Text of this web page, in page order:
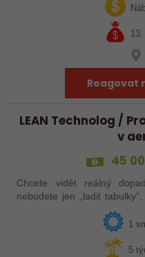
13.
Reagovat
LEAN Technolog /
v
45
Chcete vidět reálný
nebudete jen „ladit
špičkové produkty pro
dopravní systémy.
1
5